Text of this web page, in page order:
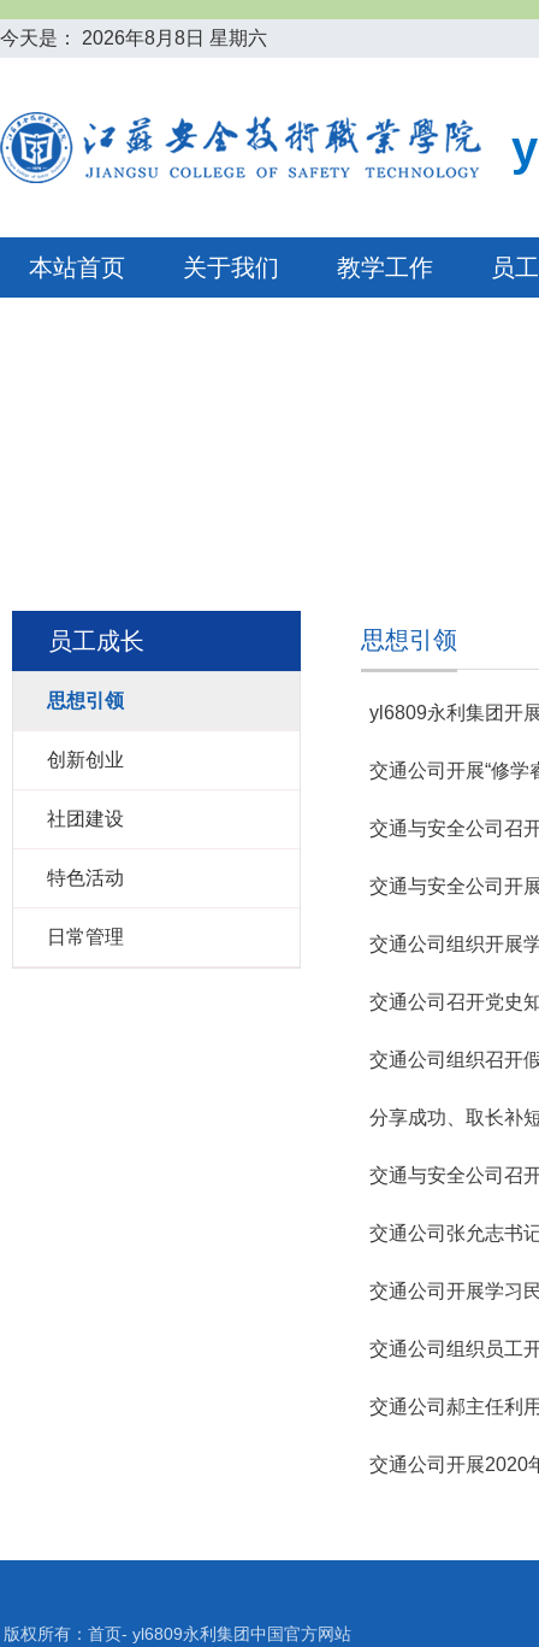
今天是： 2026年8月8日 星期六
本站首页 关于我们 教学工作 员
员工成长
思想引领
创新创业
社团建设
特色活动
日常管理
思想引领
yl6809永利集团开
交通公司开展“修学
交通与安全公司召
交通与安全公司开
交通公司组织开展
交通公司召开党史
交通公司组织召开
分享成功、取长补
交通与安全公司召
交通公司张允志书
交通公司开展学习
交通公司组织员工
交通公司郝主任利
交通公司开展2020
版权所有：首页- yl6809永利集团中国官方网站